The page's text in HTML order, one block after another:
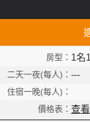
1名
---
查看